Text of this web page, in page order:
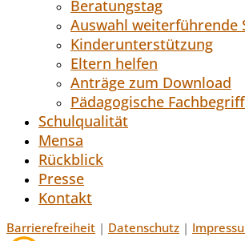
Beratungstag
Auswahl weiterführende
Kinderunterstützung
Eltern helfen
Anträge zum Download
Pädagogische
Schulqualität
Mensa
Rückblick
Presse
Kontakt
Barrierefreiheit | Datenschutz |